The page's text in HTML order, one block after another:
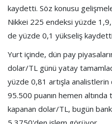
kaydetti. Söz konusu
Nikkei 225 endeksi yüzde
de yüzde 0,1 yükseliş
Yurt içinde, dün pay
dolar/TL günü yatay
yüzde 0,81 artışla
95.500 puanın hemen
kapanan dolar/TL, bugün